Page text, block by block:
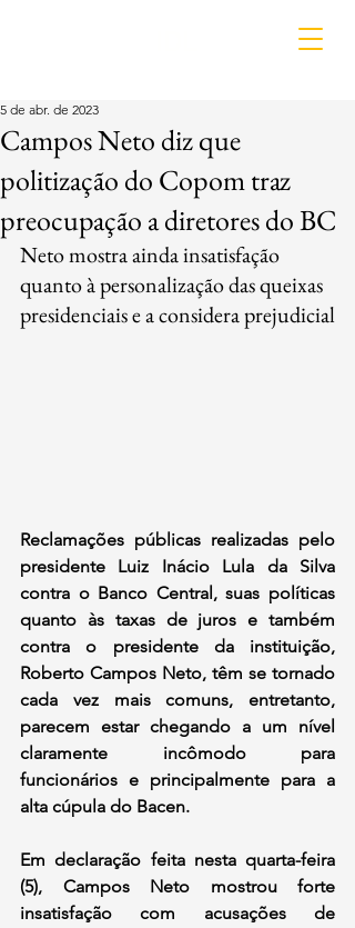
Campos Neto diz que
politização do Copom traz
preocupação a diretores do BC
5 de abr. de 2023
Neto mostra ainda insatisfação
quanto à personalização das queixas
presidenciais e a considera prejudicial
Reclamações públicas realizadas pelo
presidente Luiz Inácio Lula da Silva
contra o Banco Central, suas políticas
quanto às taxas de juros e também
contra o presidente da instituição,
Roberto Campos Neto, têm se tornado
cada vez mais comuns, entretanto,
parecem estar chegando a um nível
claramente incômodo para
funcionários e principalmente para a
alta cúpula do Bacen.
Em declaração feita nesta quarta-feira
(5), Campos Neto mostrou forte
insatisfação com acusações de